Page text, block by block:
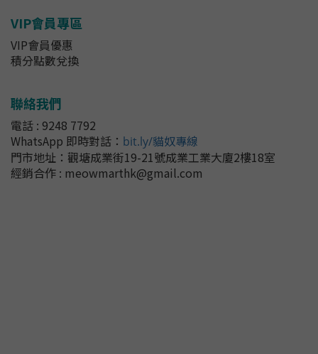
VIP會員專區
VIP會員優惠
積分點數兌換
聯絡我們
電話 : 9248 7792
WhatsApp 即時對話 ： bit.ly/貓奴專線
門市地址： 觀塘成業街19-21號成業工業大廈2樓18室
經銷合作 : meowmarthk@gmail.com